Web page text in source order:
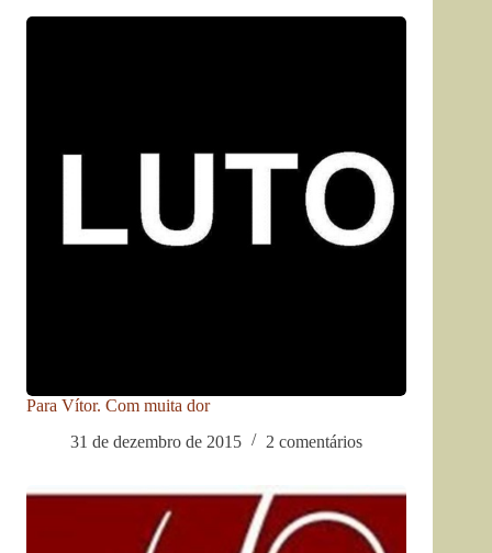
Para Vítor. Com muita dor
31 de dezembro de 2015
2 comentários